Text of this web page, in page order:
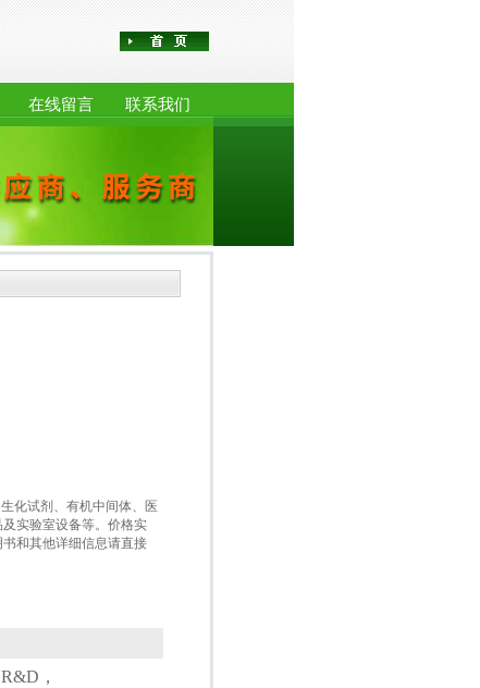
在线留言 联系我们
化试剂、有机中间体、医
实验室设备等。价格实
和其他详细信息请直接
R&D ，